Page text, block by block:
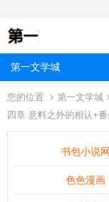
第一文学城
您的位置 第一文学城
四章 意料之外的相认+
书包小说网
色色漫画